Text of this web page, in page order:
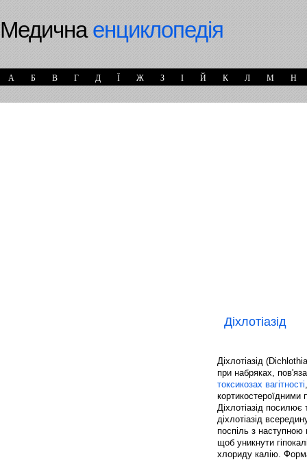
Медичнаенциклопедія
А Б В Г Д Ї Ж З І Й К Л М Н
Діхлотіазід
Діхлотіазід
при набряках,
токсикозах вагітності
кортикостероїдними
Діхлотіазід
діхлотіазід
поспіль з наступною
щоб уникнути
хлориду калію.